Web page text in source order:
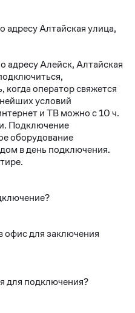
адресу Алтайская улица,
адресу Алейск, Алтайская
когда оператор свяжется
условий
и ТВ можно с 10 ч.
Подключение
оборудование
в день подключения.
офис для заключения
для подключения?